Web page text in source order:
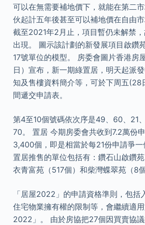
可以在無需要補地價下，就能在第二
伙起計五年後甚至可以補地價在自由
截至2021年2月止，項目暫仍未解禁
出現。 圖示該計劃的新發展項目啟鑽
17號單位的模型。 房委會圖片香港房
日）宣布，新一期綠置居，明天起派
知及售樓資料簡介等，可於下周五(28
間遞交申請表。
第4至10個號碼依次序是49、60、21
70。 置居 今期房委會共收到7.2萬份
3,400個，即是相當於每21份申請爭
置居推售的單位包括有：鑽石山啟鑽
衣青富苑（517個）和柴灣蝶翠苑（8個
「居屋2022」的申請資格準則，包括
住宅物業擁有權的限制等，會繼續適
2022」。 由於房協把27個因買賣協